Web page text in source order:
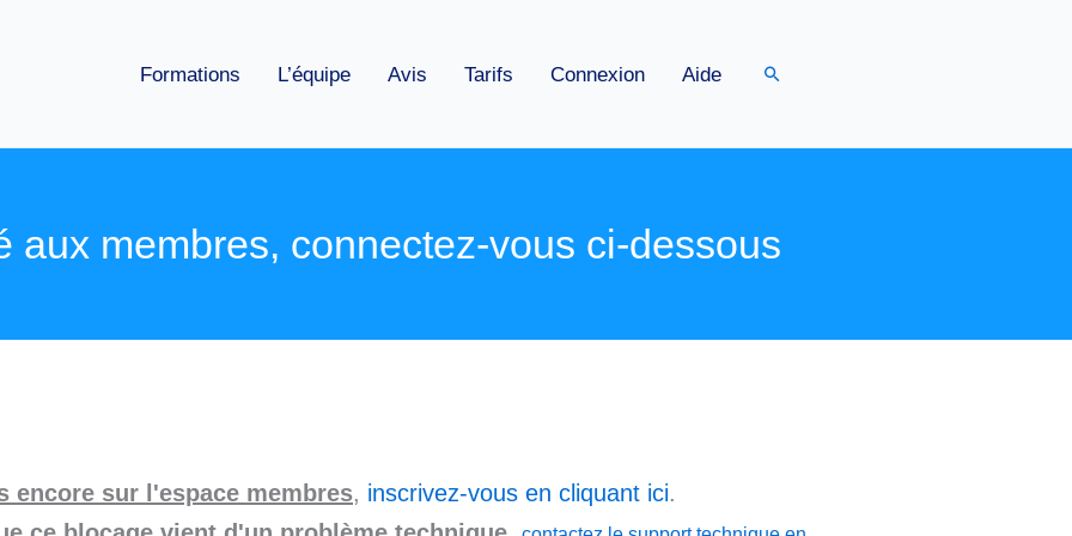
Formations L’équipe Avis Tarifs Connexion Aide Rechercher
aux membres, connectez-vous ci-dessous
encore sur l'espace membres, inscrivez-vous en cliquant ici.